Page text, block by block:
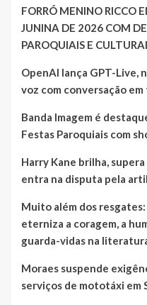
FORRÓ MENINO RICCO
JUNINA DE 2026 COM
PAROQUIAIS E
OpenAI lança GPT-Live,
voz com conversação
Banda Imagem é
Festas Paroquiais com
Harry Kane brilha,
entra na disputa pela
Muito além dos
eterniza a coragem, a
guarda-vidas na
Moraes suspende
serviços de mototáxi em